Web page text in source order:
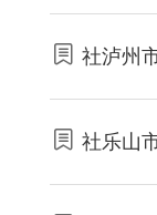
社泸州
社乐山